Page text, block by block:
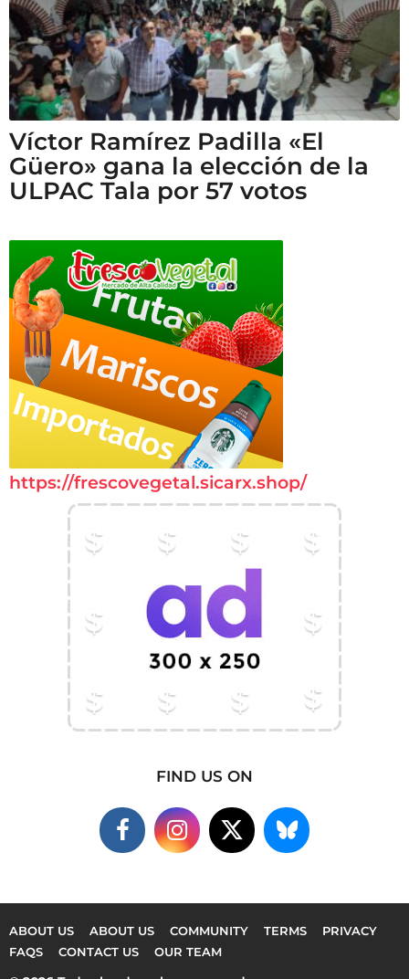
Víctor Ramírez Padilla «El
Güero» gana la elección de la
ULPAC Tala por 57 votos
https://frescovegetal.sicarx.shop/
FIND US ON
ABOUT US ABOUT US COMMUNITY TERMS
PRIVACY
FAQS
CONTACT US OUR TEAM